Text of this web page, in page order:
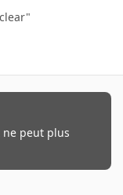
ne peut plus